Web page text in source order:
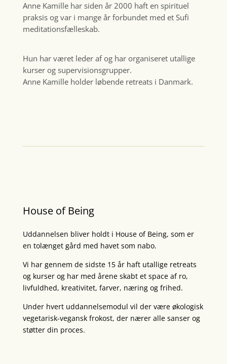
Anne Kamille har siden år 2000 haft en spirituel
praksis og var i mange år forbundet med et Sufi
meditationsfælleskab.
Hun har været leder af og har organiseret utallige
kurser og supervisionsgrupper.
Anne Kamille holder løbende retreats i Danmark.
House of Being
Uddannelsen bliver holdt i House of Being, som er
en tolænget gård med havet som nabo.
Vi har gennem de sidste 15 år haft utallige retreats
og kurser og har med årene skabt et space af ro,
livfuldhed, kreativitet, farver, næring og frihed.
Under hvert uddannelsemodul vil der være økologisk
vegetarisk-vegansk frokost, der nærer alle sanser og
støtter din proces.